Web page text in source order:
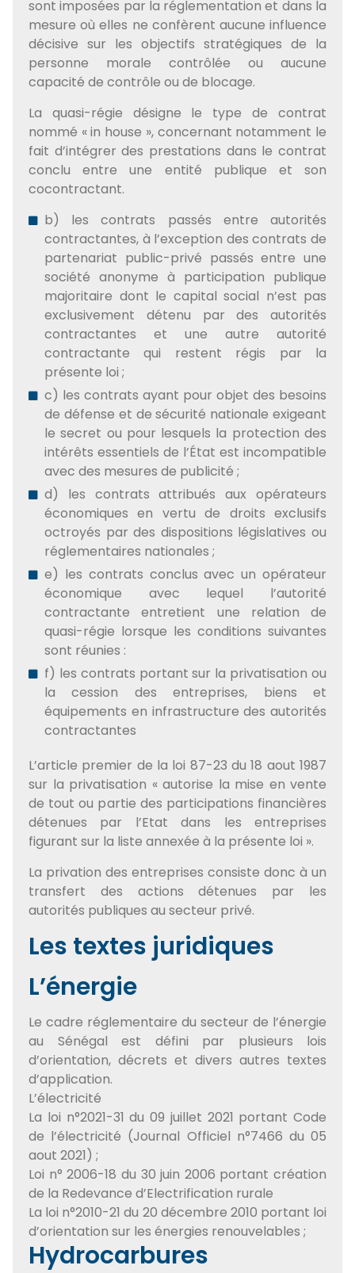
sont imposées par la réglementation et dans la
mesure où elles ne confèrent aucune influence
décisive sur les objectifs stratégiques de la
personne morale contrôlée ou aucune
capacité de contrôle ou de blocage.
La quasi-régie désigne le type de contrat
nommé « in house », concernant notamment le
fait d’intégrer des prestations dans le contrat
conclu entre une entité publique et son
cocontractant.
b) les contrats passés entre autorités
contractantes, à l’exception des contrats de
partenariat public-privé passés entre une
société anonyme à participation publique
majoritaire dont le capital social n’est pas
exclusivement détenu par des autorités
contractantes et une autre autorité
contractante qui restent régis par la
présente loi ;
c) les contrats ayant pour objet des besoins
de défense et de sécurité nationale exigeant
le secret ou pour lesquels la protection des
intérêts essentiels de l’État est incompatible
avec des mesures de publicité ;
d) les contrats attribués aux opérateurs
économiques en vertu de droits exclusifs
octroyés par des dispositions législatives ou
réglementaires nationales ;
e) les contrats conclus avec un opérateur
économique avec lequel l’autorité
contractante entretient une relation de
quasi-régie lorsque les conditions suivantes
sont réunies :
f) les contrats portant sur la privatisation ou
la cession des entreprises, biens et
équipements en infrastructure des autorités
contractantes
L’article premier de la loi 87-23 du 18 aout 1987
sur la privatisation « autorise la mise en vente
de tout ou partie des participations financières
détenues par l’Etat dans les entreprises
figurant sur la liste annexée à la présente loi ».
La privation des entreprises consiste donc à un
transfert des actions détenues par les
autorités publiques au secteur privé.
Les textes juridiques
L’énergie
Le cadre réglementaire du secteur de l’énergie
au Sénégal est défini par plusieurs lois
d’orientation, décrets et divers autres textes
d’application.
L’électricité
La loi n°2021-31 du 09 juillet 2021 portant Code
de l’électricité (Journal Officiel n°7466 du 05
aout 2021) ;
Loi n° 2006-18 du 30 juin 2006 portant création
de la Redevance d’Electrification rurale
La loi n°2010-21 du 20 décembre 2010 portant loi
d’orientation sur les énergies renouvelables ;
Hydrocarbures